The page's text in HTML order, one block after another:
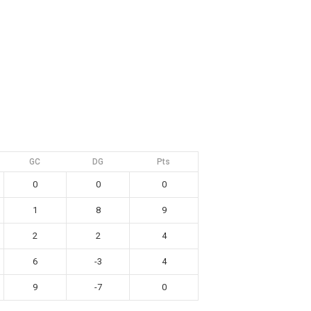
GC DG Pts
0 0 0
1 8 9
2 2 4
6 -3 4
9 -7 0